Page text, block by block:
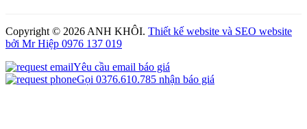
Copyright © 2026 ANH KHÔI. Thiết kế website và SEO website
bởi Mr Hiệp 0976 137 019
Yêu cầu email báo giá
Gọi 0376.610.785 nhận báo giá